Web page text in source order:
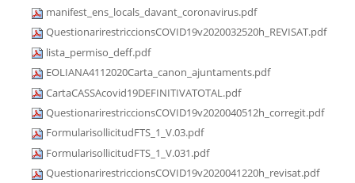
manifest_ens_locals_davant_coronavirus.pdf
QuestionarirestriccionsCOVID19v2020032520h_REVISAT.pdf
lista_permiso_deff.pdf
EOLIANA4112020Carta_canon_ajuntaments.pdf
CartaCASSAcovid19DEFINITIVATOTAL.pdf
QuestionarirestriccionsCOVID19v2020040512h_corregit.pdf
FormularisollicitudFTS_1_V.03.pdf
FormularisollicitudFTS_1_V.031.pdf
QuestionarirestriccionsCOVID19v2020041220h_revisat.pdf